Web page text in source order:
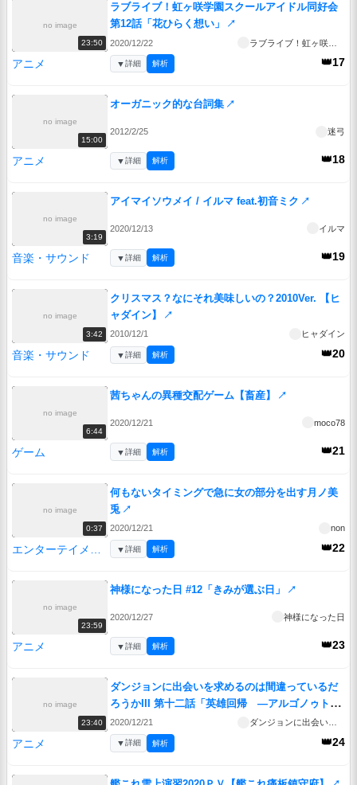
no image
23:50
ラブライブ！虹ヶ咲学園スクールアイドル同好会
第12話「花ひらく想い」
↗
2020/12/22
アニメ 👑17
▼詳細 解析
no image
15:00
オーガニック的な台詞集 ↗
2012/2/25 迷弓
アニメ 👑18
▼詳細 解析
no image
3:19
アイマイソウメイ / イルマ feat.初音ミク ↗
2020/12/13 イルマ
音楽・サウンド 👑19
▼詳細 解析
no image
3:42
クリスマス？なにそれ美味しいの？2010Ver. 【ヒ
ャダイン】
↗
2010/12/1 ヒャダイン
音楽・サウンド 👑20
▼詳細 解析
no image
6:44
茜ちゃんの異種交配ゲーム【畜産】 ↗
2020/12/21 moco78
ゲーム 👑21
▼詳細 解析
no image
0:37
何もないタイミングで急に女の部分を出す月ノ美
兎 ↗
2020/12/21 non
👑22
▼詳細 解析
no image
23:59
神様になった日 #12「きみが選ぶ日」 ↗
2020/12/27 神様になった日
アニメ 👑23
▼詳細 解析
no image
23:40
ダンジョンに出会いを求めるのは間違っているだ
ろうかIII 第十二話「英雄回帰 ―アルゴノゥト
―」↗
2020/12/21
アニメ 👑24
▼詳細 解析